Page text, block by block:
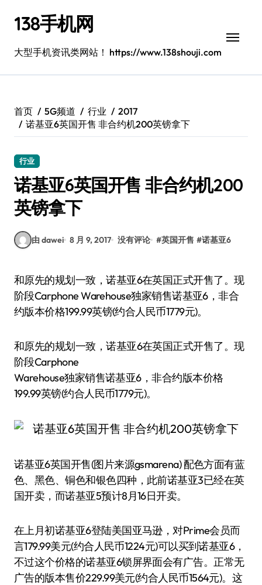
138手机网
大型手机资讯类网站！ https://www.138shouji.com
首页 5G频道 行业
2017
诺基亚6英国开售 非合约机200英镑拿下
行业
诺基亚6英国开售 非合约机200
英镑拿下
由 dawei 8 月 9, 2017 没有评论 #英国开售 #诺基亚6
和原先的规划一致，诺基亚6在英国正式开售了。现
阶段Carphone Warehouse独家销售诺基亚6，非合
约版本价格199.99英镑(约合人民币1779元)。
和原先的规划一致，诺基亚6在英国正式开售了。现
阶段Carphone
Warehouse独家销售诺基亚6，非合约版本价格
199.99英镑(约合人民币1779元)。
诺基亚6英国开售(图片来源gsmarena) 配色方面有蓝
色、黑色、铜色和银色四种，此前诺基亚3已经在英
国开卖，而诺基亚5预计8月16日开卖。
在上月初诺基亚6登陆美国亚马逊，对Prime会员而
言179.99美元(约合人民币1224元)可以买到诺基亚6，
不过这个价格的诺基亚6锁屏界面会有广告。正常无
广告的版本售价229.99美元(约合人民币1564元)。这